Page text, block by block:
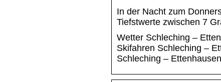
In der Nacht zum
Tiefstwerte zwischen 7
Wetter Schleching –
Skifahren Schleching –
Schleching –